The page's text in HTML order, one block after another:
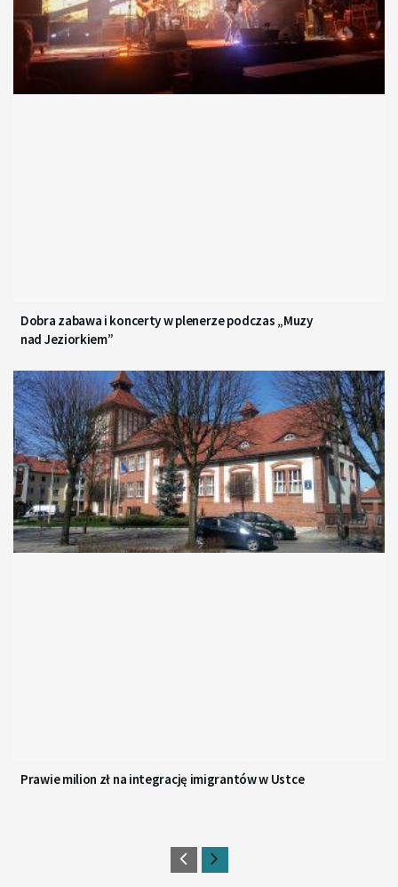
Dobra zabawa i koncerty w plenerze podczas „Muzy
nad Jeziorkiem”
Prawie milion zł na integrację imigrantów w Ustce